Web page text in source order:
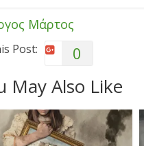
Μάρτος
Post: 0
May Also Like